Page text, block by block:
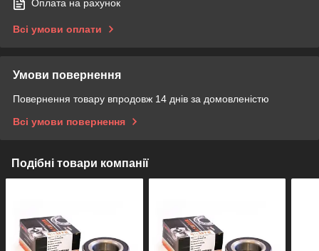
Оплата на рахунок
Всі умови оплати
Умови повернення
Повернення товару впродовж 14 днів за домовленістю
Всі умови повернення
Подібні товари компанії